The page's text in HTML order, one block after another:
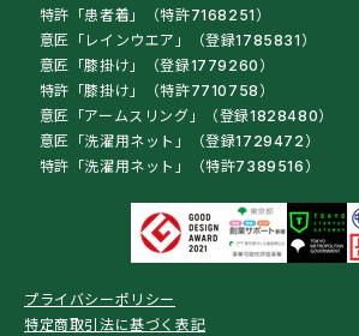
特許「患者着」（特許7168251）
意匠「レインウエア」（登録1785831）
意匠「膝掛け」（登録1779260）
特許「膝掛け」（特許7710758）
意匠「アームスリング」（登録1828480）
意匠「洗濯用ネット」（登録1729472）
特許「洗濯用ネット」（特許7389516）
プライバシーポリシー
特定商取引法に基づく表記